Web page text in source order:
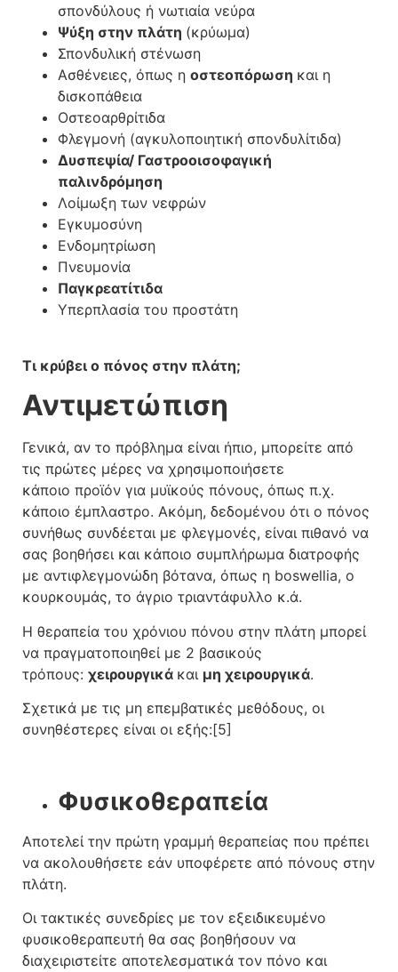
σπονδύλους ή νωτιαία νεύρα
Ψύξη στην πλάτη (κρύωμα)
Σπονδυλική στένωση
Ασθένειες, όπως η οστεοπόρωση και η
δισκοπάθεια
Οστεοαρθρίτιδα
Φλεγμονή (αγκυλοποιητική σπονδυλίτιδα)
Δυσπεψία/ Γαστροοισοφαγική
παλινδρόμηση
Λοίμωξη των νεφρών
Εγκυμοσύνη
Ενδομητρίωση
Πνευμονία
Παγκρεατίτιδα
Υπερπλασία του προστάτη
Τι κρύβει ο πόνος στην πλάτη;
Αντιμετώπιση
Γενικά, αν το πρόβλημα είναι ήπιο, μπορείτε από
τις πρώτες μέρες να χρησιμοποιήσετε
κάποιο προϊόν για μυϊκούς πόνους, όπως π.χ.
κάποιο έμπλαστρο. Ακόμη, δεδομένου ότι ο πόνος
συνήθως συνδέεται με φλεγμονές, είναι πιθανό να
σας βοηθήσει και κάποιο συμπλήρωμα διατροφής
με αντιφλεγμονώδη βότανα, όπως η boswellia, ο
κουρκουμάς, το άγριο τριαντάφυλλο κ.ά.
Η θεραπεία του χρόνιου πόνου στην πλάτη μπορεί
να πραγματοποιηθεί με 2 βασικούς
τρόπους: χειρουργικά και μη χειρουργικά.
Σχετικά με τις μη επεμβατικές μεθόδους, οι
συνηθέστερες είναι οι εξής:[5]
Φυσικοθεραπεία
Αποτελεί την πρώτη γραμμή θεραπείας που πρέπει
να ακολουθήσετε εάν υποφέρετε από πόνους στην
πλάτη.
Οι τακτικές συνεδρίες με τον εξειδικευμένο
φυσικοθεραπευτή θα σας βοηθήσουν να
διαχειριστείτε αποτελεσματικά τον πόνο και